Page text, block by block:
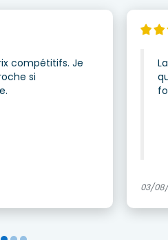
compétitifs. Je
si
03/